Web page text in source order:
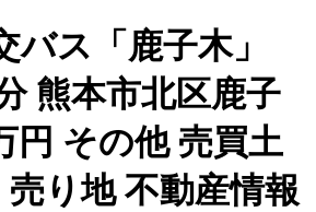
バス「鹿子木」
熊本市北区鹿子
円 その他 売買土
り地 不動産情報